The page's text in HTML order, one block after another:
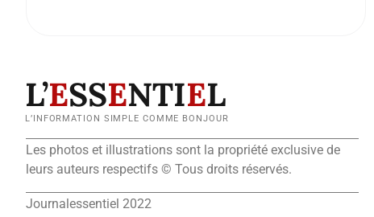
L’ESSENTIEL
L’INFORMATION SIMPLE COMME BONJOUR
Les photos et illustrations sont la propriété exclusive de
leurs auteurs respectifs © Tous droits réservés.
Journalessentiel 2022